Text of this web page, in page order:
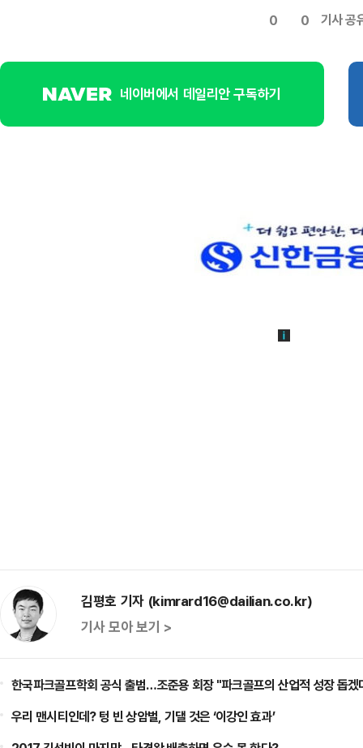
0 0 기사 공
네이버에서 데일리안 구독하기
김평호 기자 (kimrard16@dailian.co.kr)
기사 모아 보기 >
한국파크골프학회 공식 출범…조준용 회장 "파크골프의 산업적 성장 돕겠
우리 맨시티인데? 텅 빈 상암벌, 기댈 것은 ‘이강인 효과’